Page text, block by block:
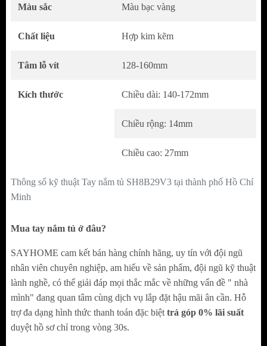
hiện đại tối giản, được thiết kế dành cho
những ai yêu thích sự thanh lịch nhưng vẫn
Sự kết hợp độc đáo giữa bạc xước sang trọng
Gam màu phối ấn tượng – Vẻ đẹp của sự tinh tế
Hai sắc độ đối lập – bạc và vàng – được xử lý
thành một chi tiết “trang sức” đầy thẩm mỹ
cho cánh tủ.
Đặc biệt phù hợp với tủ trong phòng khách,
tủ trưng bày hay các không gian yêu cầu tính
thẩm mỹ cao.
Thông số kỹ thuật Tay nắm tủ SH8B29V3 tại thành phố Hồ Chí
Minh
Màu sắc Màu bạc vàng
Chất liệu Hợp kim kẽm
Tâm lỗ vít 128-160mm
Kích thước Chiều dài: 140-172mm
Chiều rộng: 14mm
Chiều cao: 27mm
Mua tay nắm tủ ở đâu?
SAYHOME cam kết bán hàng chính hãng, uy tín với đội ngũ
nhân viên chuyên nghiệp, am hiểu về sản phẩm, đội ngũ kỹ thuật
lành nghề, có thể giải đáp mọi thắc mắc về những vấn đề " nhà
mình" đang quan tâm cùng dịch vụ lắp đặt hậu mãi ân cần. Hỗ
trợ đa dạng hình thức thanh toán đặc biệt trả góp 0% lãi suất
duyệt hồ sơ chỉ trong vòng 30s.